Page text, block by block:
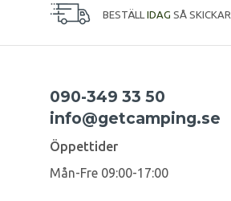
BESTÄLL IDAG SÅ
090-349 33 50
info@getcamping.se
Öppettider
Mån-Fre 09:00-17:00